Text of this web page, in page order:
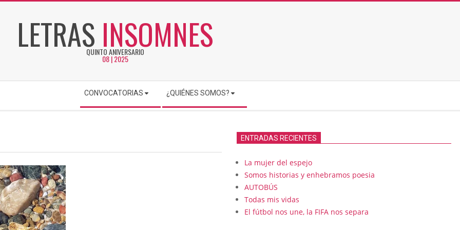
LETRAS INSOMNES
QUINTO ANIVERSARIO
08 | 2025
CONVOCATORIAS ¿QUIÉNES SOMOS?
ENTRADAS RECIENTES
La mujer del espejo
Somos historias y enhebramos poesia
AUTOBÚS
Todas mis vidas
El fútbol nos une, la FIFA nos separa